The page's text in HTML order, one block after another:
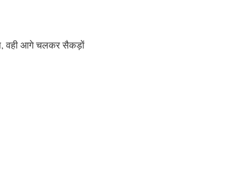
वही आगे चलकर सैकड़ों